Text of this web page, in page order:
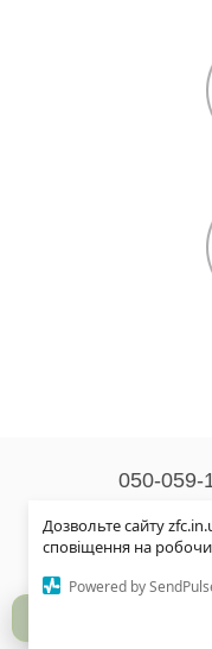
Дозвольте сайту
сповіщення на
Powered by
050-059-